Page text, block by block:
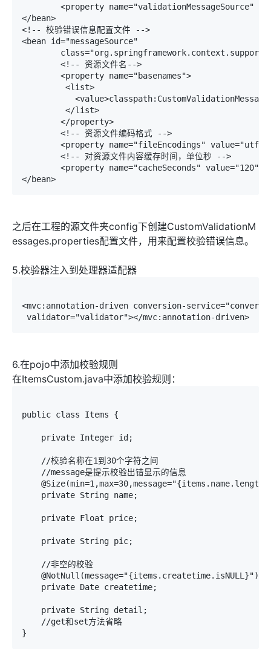
<property name="validationMessageSource"
</bean>
<!-- 校验错误信息配置文件 -->
<bean id="messageSource"
之后在工程的源文件夹config下创建CustomValidationM
essages.properties配置文件，用来配置校验错误信息。
5.校验器注入到处理器适配器
<mvc:annotation-driven conversion-
validator="validator"></mvc:annotation-driven>
6.在pojo中添加校验规则
在ItemsCustom.java中添加校验规则：
public class Items {
    private Integer id;
    //校验名称在1到30个字符之间
    //message是提示校验出错显示的信息
    private String name;
    private Float price;
    private String pic;
    //非空的校验
    @NotNull(message="{items.createtime.isNULL}")
    private Date createtime;
    private String detail;
    //get和set方法省略
}